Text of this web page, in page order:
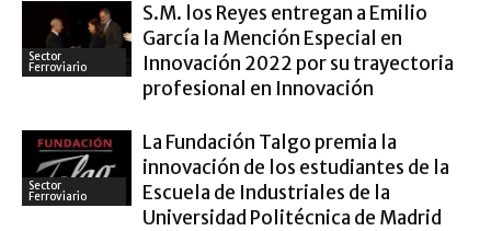
Sector
Ferroviario
S.M. los Reyes entregan a Emilio
García la Mención Especial en
Innovación 2022 por su trayectoria
profesional en Innovación
Sector
Ferroviario
La Fundación Talgo premia la
innovación de los estudiantes de la
Escuela de Industriales de la
Universidad Politécnica de Madrid